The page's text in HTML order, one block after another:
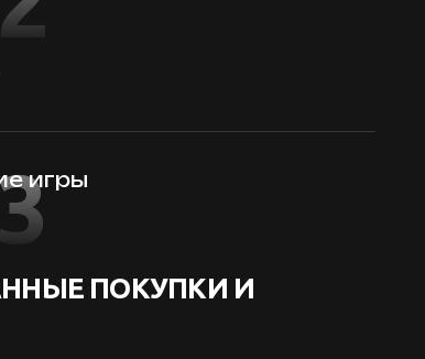
игры
ПОКУПКИ И